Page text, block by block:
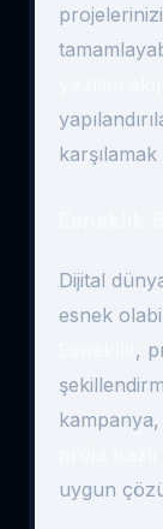
Dijital
esnek
,
uygun